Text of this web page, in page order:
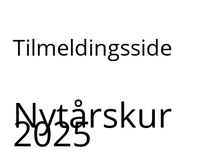
Læs
mere
Tilmeldingsside
Nytårskur
2025